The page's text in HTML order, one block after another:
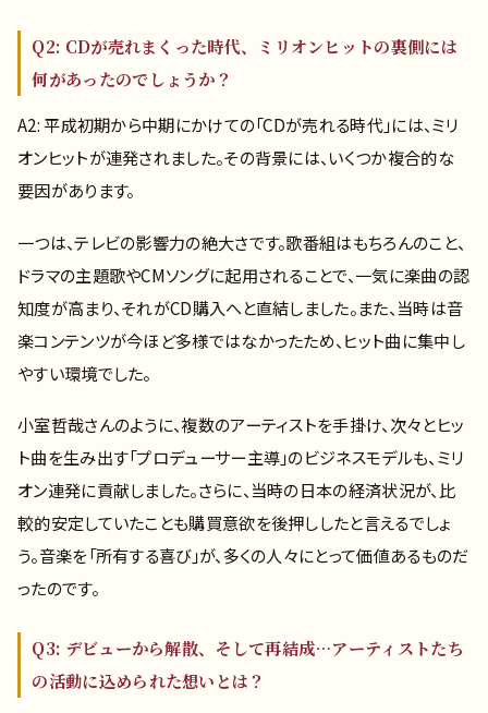
Q2: CDが売れまくった時代、ミリオンヒットの裏側には
何があったのでしょうか？
A2: 平成初期から中期にかけての「CDが売れる時代」には、ミリ
オンヒットが連発されました。その背景には、いくつか複合的な
要因があります。
一つは、テレビの影響力の絶大さです。歌番組はもちろんのこと、
ドラマの主題歌やCMソングに起用されることで、一気に楽曲の認
知度が高まり、それがCD購入へと直結しました。また、当時は音
楽コンテンツが今ほど多様ではなかったため、ヒット曲に集中し
やすい環境でした。
小室哲哉さんのように、複数のアーティストを手掛け、次々とヒッ
ト曲を生み出す「プロデューサー主導」のビジネスモデルも、ミリ
オン連発に貢献しました。さらに、当時の日本の経済状況が、比
較的安定していたことも購買意欲を後押ししたと言えるでしょ
う。音楽を「所有する喜び」が、多くの人々にとって価値あるものだ
ったのです。
Q3: デビューから解散、そして再結成…アーティストたち
の活動に込められた想いとは？